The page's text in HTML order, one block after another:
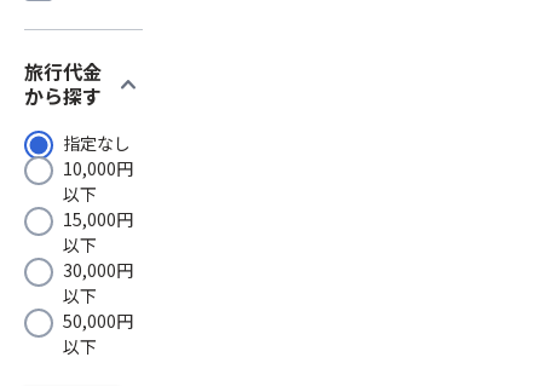
旅行代金
から探す
expand_more
指定なし
10,000円
以下
15,000円
以下
30,000円
以下
50,000円
以下